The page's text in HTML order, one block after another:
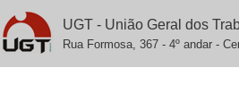
UGT - União Geral dos
Rua Formosa, 367 - 4º andar -